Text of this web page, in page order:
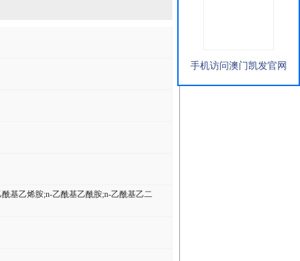
基乙烯胺;n-乙酰基乙酰胺;n-乙酰基乙二
手机访问澳门凯发官网